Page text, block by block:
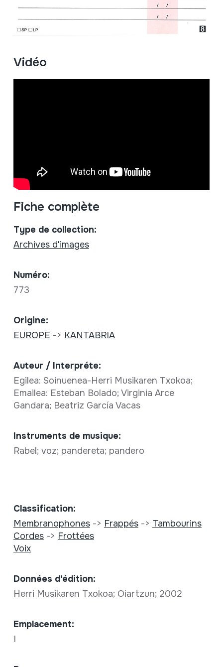
Vidéo
Fiche complète
Type de collection:
Archives d'images
Numéro:
773
Origine:
EUROPE -> KANTABRIA
Auteur / Interpréte:
Egilea: Soinuenea-Herri Musikaren Txokoa;
Emailea: Esteban Bolado; Virginia Arce
Gandara; Beatriz García Vacas
Instruments de musique:
Rabel; voz; pandereta; pandero
Classification:
Membranophones-> Frappés-> Tambourins
Cordes-> Frottées
Voix
Données d'édition:
Herri Musikaren Txokoa; Oiartzun; 2002
Emplacement:
I